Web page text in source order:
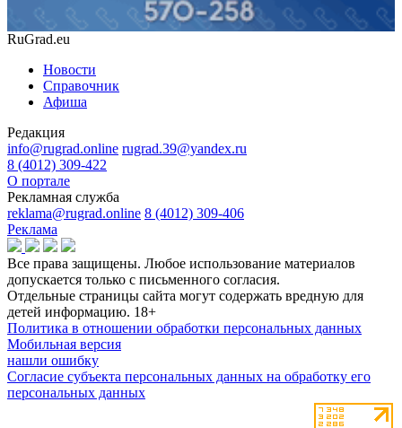
RuGrad.eu
Новости
Справочник
Афиша
Редакция
info@rugrad.online rugrad.39@yandex.ru
8 (4012) 309-422
О портале
Рекламная служба
reklama@rugrad.online 8 (4012) 309-406
Реклама
Все права защищены. Любое использование материалов
допускается только с письменного согласия.
Отдельные страницы сайта могут содержать вредную для
детей информацию. 18+
Политика в отношении обработки персональных данных
Мобильная версия
нашли ошибку
Согласие субъекта персональных данных на обработку его
персональных данных